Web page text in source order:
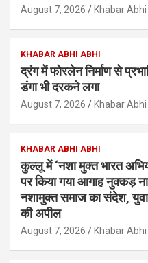
August 7, 2026 Khabar
KHABAR ABHI ABHI
द्रंग में फोरलेन निर्माण से
डंगा भी दरकने लगा
August 7, 2026 Khabar
KHABAR ABHI ABHI
कुल्लू में ‘नशा मुक्त भारत
पर किया गया आगाह नुक्कड़
नशामुक्त समाज का संदेश,
की अपील
August 7, 2026 Khabar